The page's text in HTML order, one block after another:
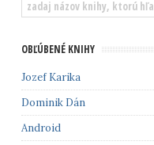
OBĽÚBENÉ KNIHY
Jozef Karika
Dominik Dán
Android